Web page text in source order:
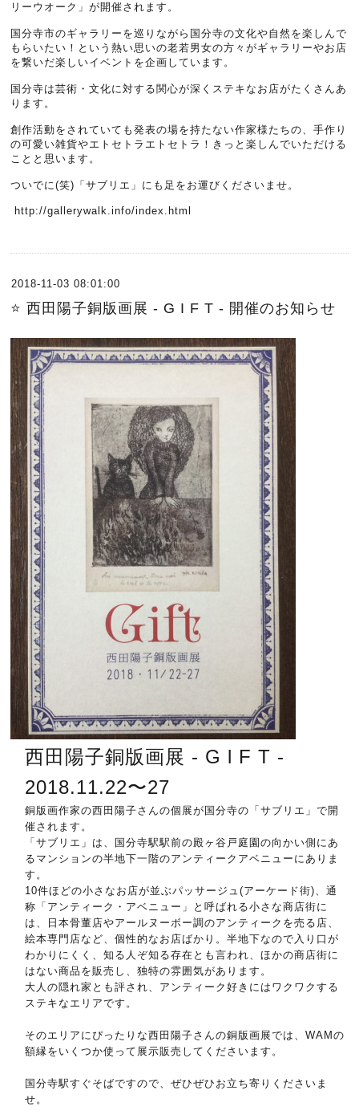
リーウオーク」が開催されます。
国分寺市のギャラリーを巡りながら国分寺の文化や自然を楽しんで
もらいたい！という熱い思いの老若男女の方々がギャラリーやお店
を繋いだ楽しいイベントを企画しています。
国分寺は芸術・文化に対する関心が深くステキなお店がたくさんあ
ります。
創作活動をされていても発表の場を持たない作家様たちの、手作り
の可愛い雑貨やエトセトラエトセトラ！きっと楽しんでいただける
ことと思います。
ついでに(笑)「サブリエ」にも足をお運びくださいませ。
http://gallerywalk.info/index.html
2018-11-03 08:01:00
⭐️ 西田陽子銅版画展 - G I F T - 開催のお知らせ
西田陽子銅版画展 - G l F T -
2018.11.22〜27
銅版画作家の西田陽子さんの個展が国分寺の「サブリエ」で開
催されます。
「サブリエ」は、国分寺駅駅前の殿ヶ谷戸庭園の向かい側にあ
るマンションの半地下一階のアンティークアベニューにありま
す。
10件ほどの小さなお店が並ぶパッサージュ(アーケード街)、通
称「アンティーク・アベニュー」と呼ばれる小さな商店街に
は、日本骨董店やアールヌーボー調のアンティークを売る店、
絵本専門店など、個性的なお店ばかり。半地下なので入り口が
わかりにくく、知る人ぞ知る存在とも言われ、ほかの商店街に
はない商品を販売し、独特の雰囲気があります。
大人の隠れ家とも評され、アンティーク好きにはワクワクする
ステキなエリアです。
そのエリアにぴったりな西田陽子さんの銅版画展では、WAMの
額縁をいくつか使って展示販売してくださいます。
国分寺駅すぐそばですので、ぜひぜひお立ち寄りくださいま
せ。